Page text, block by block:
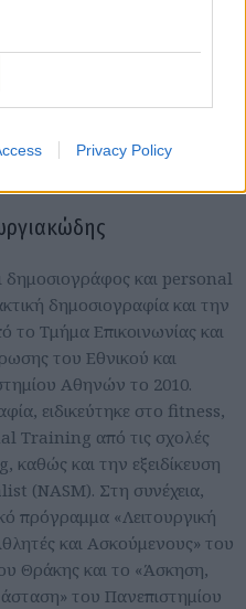
Privacy Policy
δημοσιογράφος και personal
δημοσιογραφία και την
το Τμήμα Επικοινωνίας και
του Εθνικού και
Αθηνών το 2010.
ειδικεύτηκε στο fitness,
Training από τις σχολές
και την εξειδίκευση
(NASM). Στη συνέχεια,
πρόγραμμα «Λειτουργική
και Ασκούμενους» του
Θράκης και το «Άσκηση,
του Πανεπιστημίου